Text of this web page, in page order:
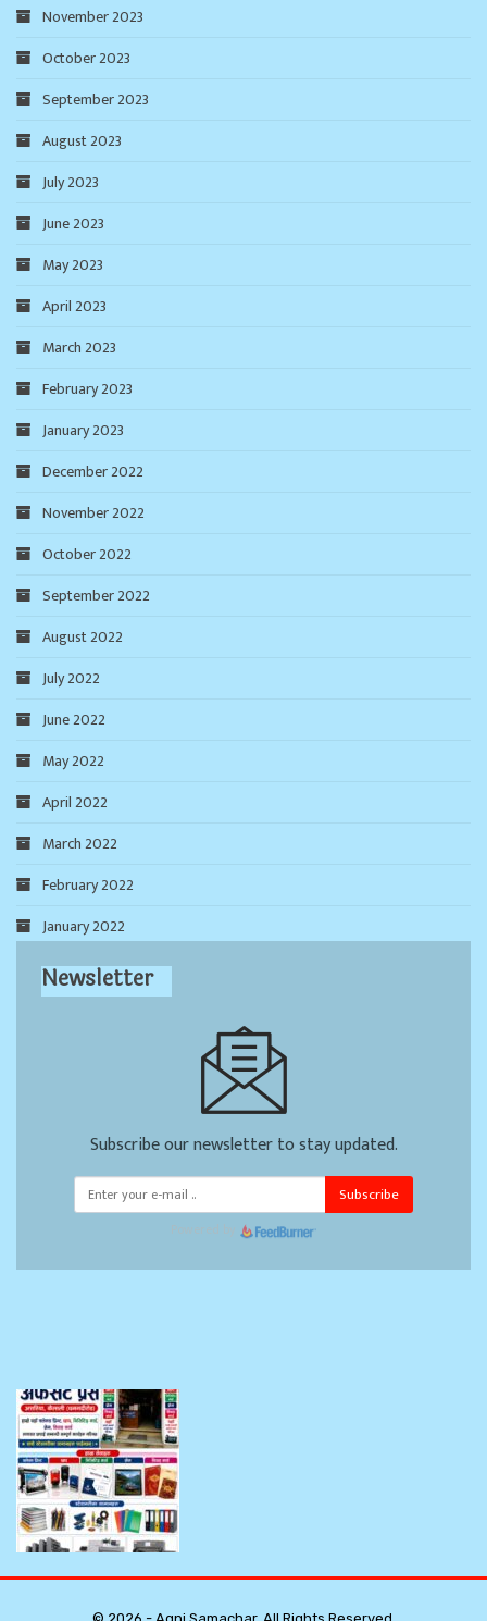
November 2023
October 2023
September 2023
August 2023
July 2023
June 2023
May 2023
April 2023
March 2023
February 2023
January 2023
December 2022
November 2022
October 2022
September 2022
August 2022
July 2022
June 2022
May 2022
April 2022
March 2022
February 2022
January 2022
Newsletter
Subscribe our newsletter to stay updated.
Subscribe